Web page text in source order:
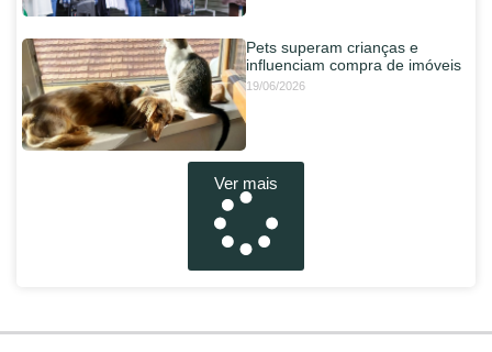
Pets superam crianças e
influenciam compra de imóveis
19/06/2026
Ver mais